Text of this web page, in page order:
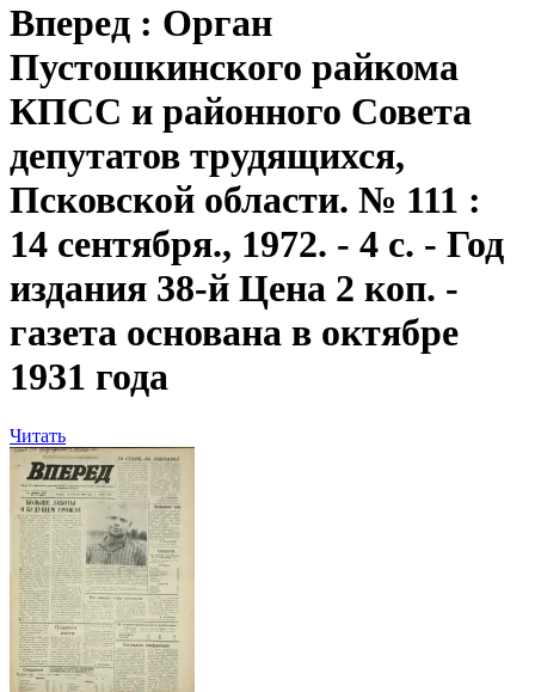
Вперед : Орган
Пустошкинского райкома
КПСС и районного Совета
депутатов трудящихся,
Псковской области. № 111 :
14 сентября., 1972. - 4 с. - Год
издания 38-й Цена 2 коп. -
газета основана в октябре
1931 года
Читать